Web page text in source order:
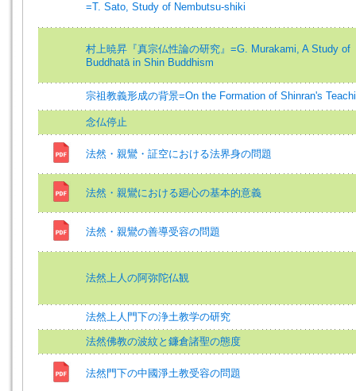
=T. Sato, Study of Nembutsu-shiki
村上暁昇『真宗仏性論の研究』=G. Murakami, A Study of
Buddhatā in Shin Buddhism
宗祖教義形成の背景=On the Formation of Shinran's
念仏停止
法然・親鸞・証空における法界身の問題
法然・親鸞における廻心の基本的意義
法然・親鸞の善導受容の問題
法然上人の阿弥陀仏観
法然上人門下の浄土教学の研究
法然佛教の波紋と鐮倉諸聖の態度
法然門下の中國淨土教受容の問題